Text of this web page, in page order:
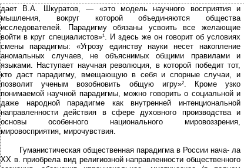
дает В.А. Шкуратов, — «это модель научного восприятия и
мышления, вокруг которой объединяются общества
исследователей. Парадигму обязаны усвоить все желающие
войти в круг специалистов»1. И здесь же он говорит об условиях
смены парадигмы: «Угрозу единству науки несет накопление
аномальных случаев, не объяснимых общими правилами и
языками. Наступает научная революция, в которой победит тот,
кто даст парадигму, вмещающую в себя и спорные случаи, и
позволит ученым возобновить общую игру»2. Кроме узко
понимаемой научной парадигмы, можно говорить о социальной и
даже народной парадигме как внутренней интенциональной
направленности действия в сфере духовного производства и
основы особенного национального мировоззрения,
мировосприятия, мирочувствия.
Гуманистическая общественная парадигма в России нача- ла
ХХ в. приобрела вид религиозной направленности общественного